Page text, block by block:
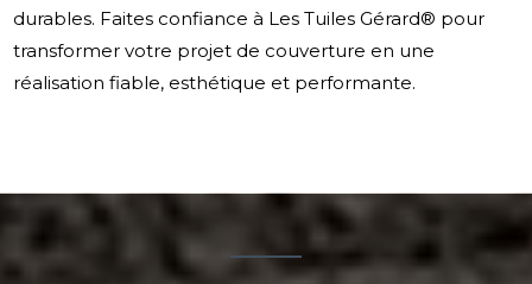
durables. Faites confiance à Les Tuiles Gérard® pour
transformer votre projet de couverture en une
réalisation fiable, esthétique et performante.